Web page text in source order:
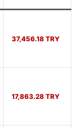
37,456.18 TRY
17,863.28 TRY